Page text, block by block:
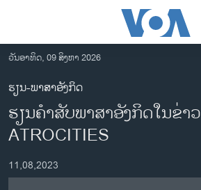
ເຂົ້າ
ຫາ
ຂ້າມ
ຂ້າມ
ຂ້າມ
ໄປ
ຫາ
ຊອກ
ລາວ
ອາເມຣິກາ
ຂ່າວ​ຈີນ
ວັນອາທິດ, 09 ສິງຫາ 2026
ຮຽນ-ພາສາອັງກິດ
ຮຽນຄຳສັບພາສາອັງກິດໃນຂ່າວ
ATROCITIES
11,08,2023